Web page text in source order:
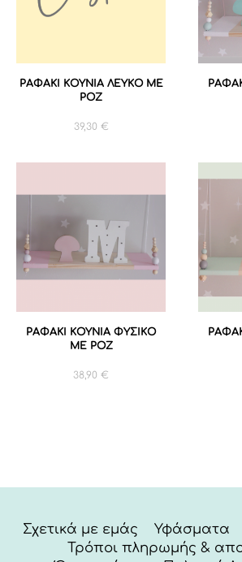
ΡΑΦΑΚΙ ΚΟΥΝΙΑ ΛΕΥΚΟ ΜΕ
ΡΟΖ
39,30 €
ΡΑΦΑΚΙ ΚΟΥΝΙΑ ΦΥΣΙΚΟ
ΜΕ ΡΟΖ
38,90 €
Σχετικά με εμάς Υφάσματα
Τρόποι πληρωμής &